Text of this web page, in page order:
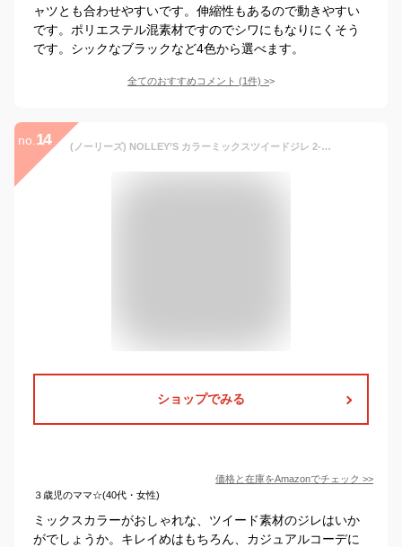
ャツとも合わせやすいです。伸縮性もあるので動きやすい
です。ポリエステル混素材ですのでシワにもなりにくそう
です。シックなブラックなど4色から選べます。
全てのおすすめコメント (1件) >
no. 14 (ノーリーズ) NOLLEY’S カラーミックスツイードジレ 2-0035-5-04-001 38 ピンク系その他
ショップでみる
価格と在庫をAmazonでチェック >>
３歳児のママ☆(40代・女性)
ミックスカラーがおしゃれな、ツイード素材のジレはいか
がでしょうか。キレイめはもちろん、カジュアルコーデに